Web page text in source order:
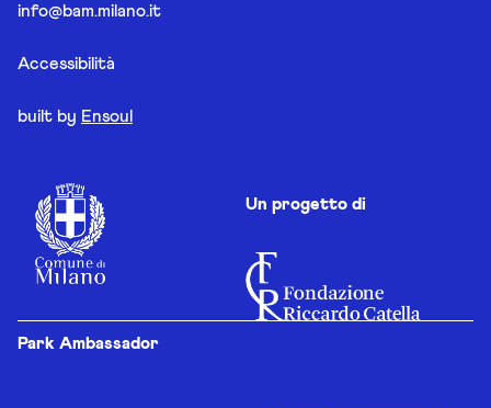
info@bam.milano.it
Accessibilità
built by Ensoul
Un progetto di
Park Ambassador